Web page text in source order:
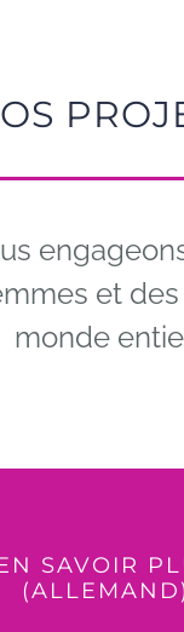
et
monde
SAVOIR
(ALLEMAND)